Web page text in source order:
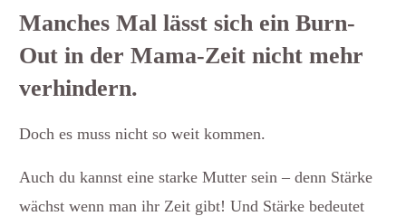
Manches Mal lässt sich ein Burn-
Out in der Mama-Zeit nicht mehr
verhindern.
Doch es muss nicht so weit kommen.
Auch du kannst eine starke Mutter sein – denn Stärke
wächst wenn man ihr Zeit gibt! Und Stärke bedeutet